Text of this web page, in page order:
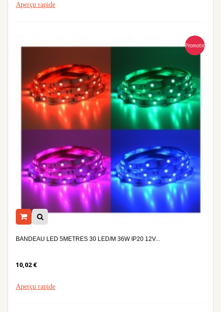
Aperçu rapide
Promotion
BANDEAU LED 5METRES 30 LED/M 36W IP20 12V...
10,02 €
Aperçu rapide